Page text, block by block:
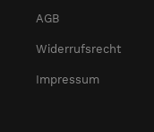
AGB
Widerrufsrecht
Impressum